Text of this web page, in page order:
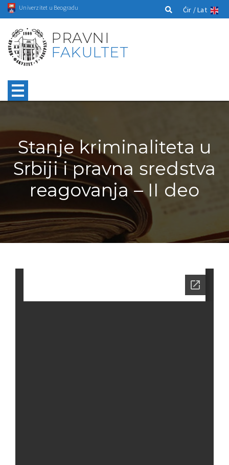
Univerzitet u Beogradu Ćir /Lat
PRAVNI
FAKULTET
Stanje kriminaliteta u
Srbiji i pravna sredstva
reagovanja – II deo